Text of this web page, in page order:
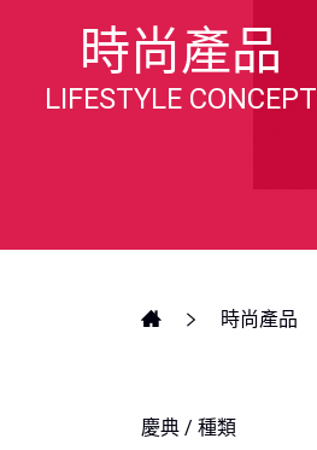
時尚產品
LIFESTYLE CONCEPT
時尚產品
慶典 / 種類